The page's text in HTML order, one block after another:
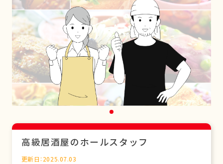
高級居酒屋のホールスタッフ
更新日：2025.07.03